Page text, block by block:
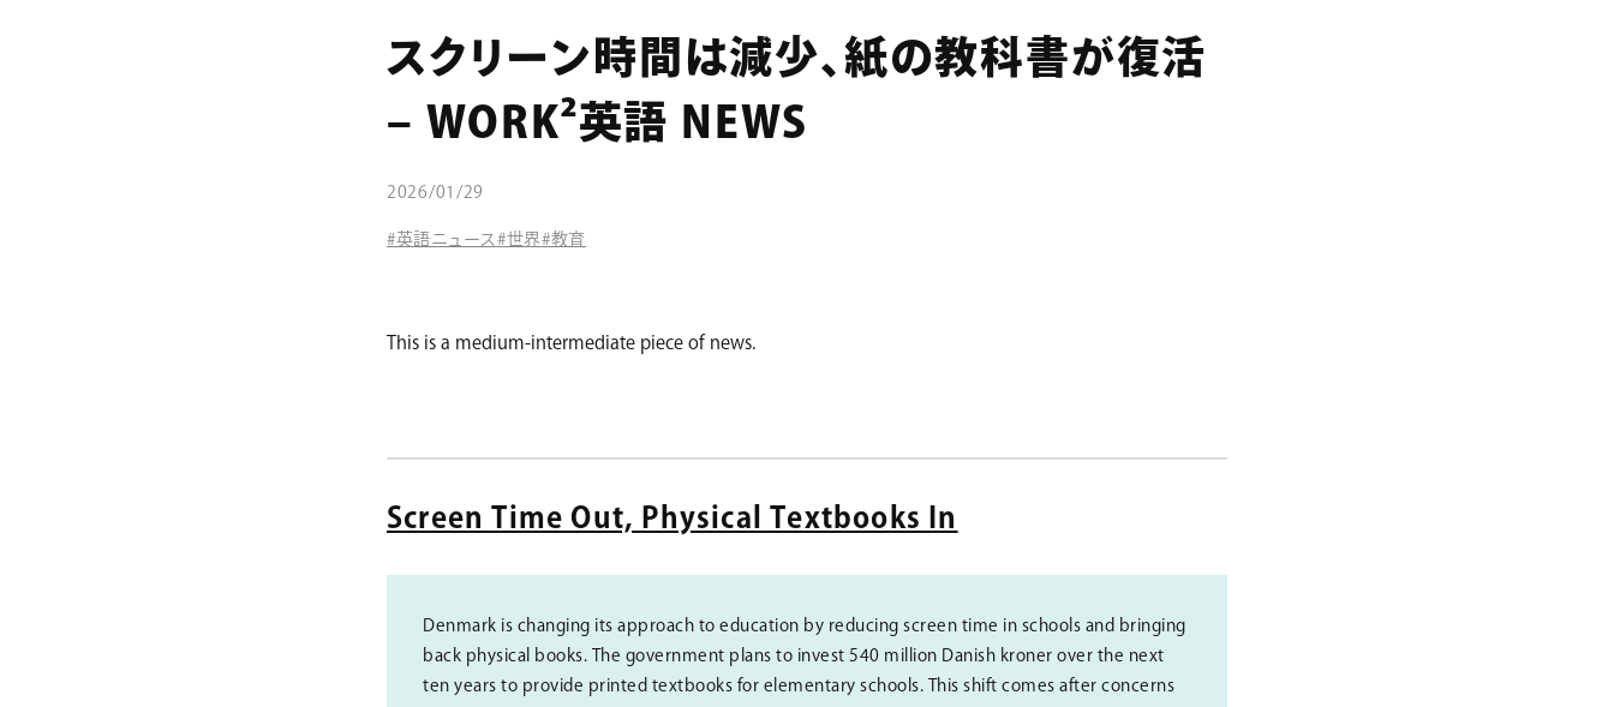
スクリーン時間は減少、紙の教科書が復活
– WORK²英語 NEWS
2026/01/29
#英語ニュース #世界#教育
This is a medium-intermediate piece of news.
Screen Time Out, Physical Textbooks In
Denmark is changing its approach to education by reducing screen time in schools and bringing
back physical books. The government plans to invest 540 million Danish kroner over the next
ten years to provide printed textbooks for elementary schools. This shift comes after concerns